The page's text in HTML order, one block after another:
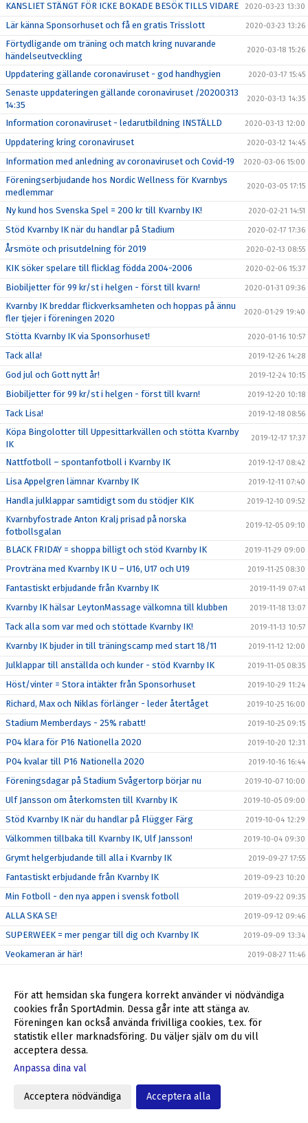
KANSLIET STÄNGT FÖR ICKE BOKADE BESÖK TILLS VIDARE 2020-03-23 13:30
Lär känna Sponsorhuset och få en gratis Trisslott 2020-03-23 13:26
Förtydligande om träning och match kring nuvarande
händelseutveckling
2020-03-18 15:26
Uppdatering gällande coronaviruset - god handhygien 2020-03-17 15:45
Senaste uppdateringen gällande coronaviruset /20200313
14:35
2020-03-13 14:35
Information coronaviruset - ledarutbildning INSTÄLLD 2020-03-13 12:00
Uppdatering kring coronaviruset 2020-03-12 14:45
Information med anledning av coronaviruset och Covid-19 2020-03-06 15:00
Föreningserbjudande hos Nordic Wellness för Kvarnbys
medlemmar
2020-03-05 17:15
Ny kund hos Svenska Spel = 200 kr till Kvarnby IK! 2020-02-21 14:51
Stöd Kvarnby IK när du handlar på Stadium 2020-02-17 17:36
Årsmöte och prisutdelning för 2019 2020-02-13 08:55
KIK söker spelare till flicklag födda 2004-2006 2020-02-06 15:37
Biobiljetter för 99 kr/st i helgen - först till kvarn! 2020-01-31 09:36
Kvarnby IK breddar flickverksamheten och hoppas på ännu
fler tjejer i föreningen 2020
2020-01-29 19:40
Stötta Kvarnby IK via Sponsorhuset! 2020-01-16 10:57
Tack alla! 2019-12-26 14:28
God jul och Gott nytt år! 2019-12-24 10:15
Biobiljetter för 99 kr/st i helgen - först till kvarn! 2019-12-20 10:18
Tack Lisa! 2019-12-18 08:56
Köpa Bingolotter till Uppesittarkvällen och stötta Kvarnby
IK
2019-12-17 17:37
Nattfotboll – spontanfotboll i Kvarnby IK 2019-12-17 08:42
Lisa Appelgren lämnar Kvarnby IK 2019-12-11 07:40
Handla julklappar samtidigt som du stödjer KIK 2019-12-10 09:52
Kvarnbyfostrade Anton Kralj prisad på norska
fotbollsgalan
2019-12-05 09:10
BLACK FRIDAY = shoppa billigt och stöd Kvarnby IK 2019-11-29 09:00
Provträna med Kvarnby IK U – U16, U17 och U19 2019-11-25 08:30
Fantastiskt erbjudande från Kvarnby IK 2019-11-19 07:41
Kvarnby IK hälsar LeytonMassage välkomna till klubben 2019-11-18 13:07
Tack alla som var med och stöttade Kvarnby IK! 2019-11-13 10:57
Kvarnby IK bjuder in till träningscamp med start 18/11 2019-11-12 12:00
Julklappar till anställda och kunder - stöd Kvarnby IK 2019-11-05 08:35
Höst/vinter = Stora intäkter från Sponsorhuset 2019-10-29 11:24
Richard, Max och Niklas förlänger - leder återtåget 2019-10-25 16:00
Stadium Memberdays - 25% rabatt! 2019-10-25 09:15
P04 klara för P16 Nationella 2020 2019-10-20 12:31
P04 kvalar till P16 Nationella 2020 2019-10-16 16:44
Föreningsdagar på Stadium Svågertorp börjar nu 2019-10-07 10:00
Ulf Jansson om återkomsten till Kvarnby IK 2019-10-05 09:00
Stöd Kvarnby IK när du handlar på Flügger Färg 2019-10-04 12:29
Välkommen tillbaka till Kvarnby IK, Ulf Jansson! 2019-10-04 09:30
Grymt helgerbjudande till alla i Kvarnby IK 2019-09-27 17:55
Fantastiskt erbjudande från Kvarnby IK 2019-09-23 10:20
Min Fotboll - den nya appen i svensk fotboll 2019-09-22 09:35
ALLA SKA SE! 2019-09-12 09:46
SUPERWEEK = mer pengar till dig och Kvarnby IK 2019-09-09 13:34
Veokameran är här! 2019-08-27 11:46
Stort, stort tack för allt Lisa Appelgren! 2019-08-23 15:00
Du som företagare kan nu stötta Kvarnby IK 2019-08-23 13:10
Få en biobiljett - stöd samtidigt Kvarnby IK 2019-08-19 11:17
Tack till BRF Odonvidet
Spontanträning torsdag 27/6
Höjd återbäring från Apoteket - mer pengar till dig och
Kvarnby IK
För att hemsidan ska fungera korrekt använder vi nödvändiga
cookies från SportAdmin. Dessa går inte att stänga av.
Föreningen kan också använda frivilliga cookies, t.ex. för
statistik eller marknadsföring. Du väljer själv om du vill
acceptera dessa.
Anpassa dina val
Acceptera nödvändiga Acceptera alla